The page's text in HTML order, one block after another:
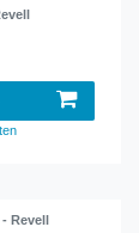
Revell